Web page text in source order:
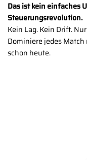
Das ist kein einfaches
Steuerungsrevolution.
Kein Lag. Kein Drift.
Dominiere jedes
schon heute.